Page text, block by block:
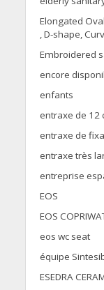
Elongated
, D-shape,
Embroidered
encore
enfants
entraxe de 12
entraxe de
entraxe très
entreprise
EOS
EOS
eos wc seat
équipe
ESEDRA